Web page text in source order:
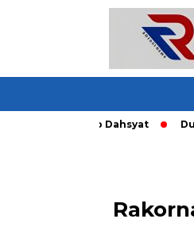
Tornado Dahsyat Dua